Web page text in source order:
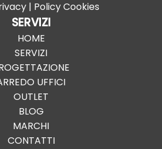
| Policy Cookies
SERVIZI
HOME
SERVIZI
UFFICI
OUTLET
BLOG
MARCHI
CONTATTI